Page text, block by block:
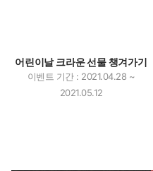
어린이날 크라운 선물 챙겨가기
이벤트 기간 : 2021.04.28 ~
2021.05.12